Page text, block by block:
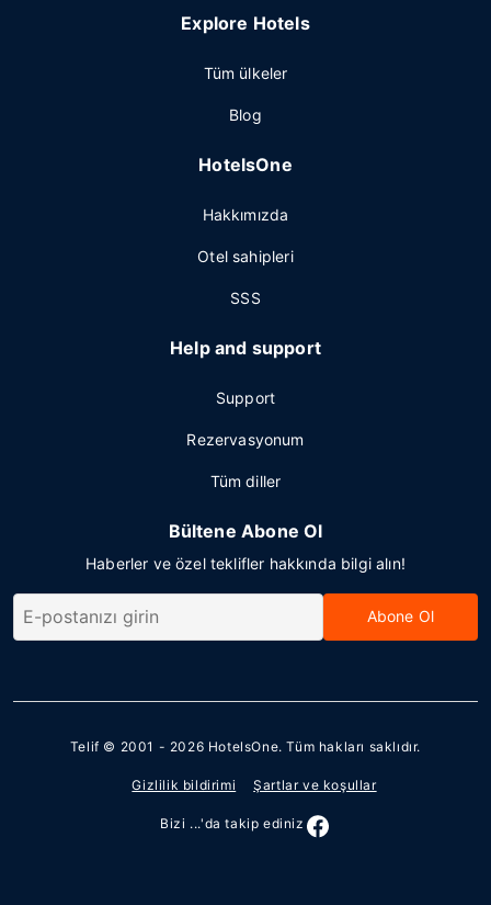
Explore Hotels
Tüm ülkeler
Blog
HotelsOne
Hakkımızda
Otel sahipleri
SSS
Help and support
Support
Rezervasyonum
Tüm diller
Bültene Abone Ol
Haberler ve özel teklifler hakkında bilgi alın!
Abone Ol
Telif © 2001 - 2026 HotelsOne. Tüm hakları saklıdır.
Gizlilik bildirimi Şartlar ve koşullar
Bizi ...'da takip ediniz